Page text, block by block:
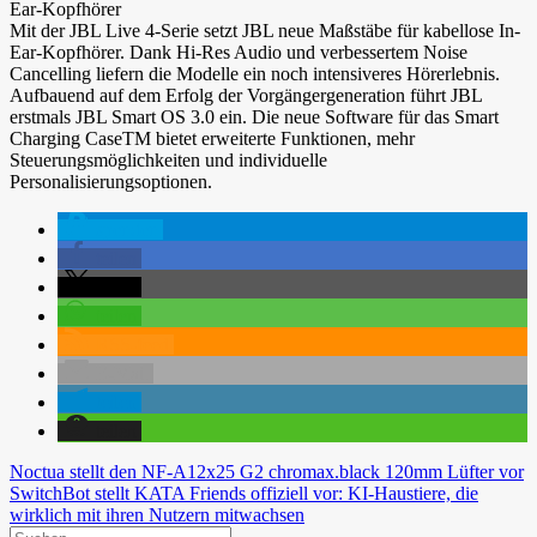
Ear-Kopfhörer
Mit der JBL Live 4-Serie setzt JBL neue Maßstäbe für kabellose In-
Ear-Kopfhörer. Dank Hi-Res Audio und verbessertem Noise
Cancelling liefern die Modelle ein noch intensiveres Hörerlebnis.
Aufbauend auf dem Erfolg der Vorgängergeneration führt JBL
erstmals JBL Smart OS 3.0 ein. Die neue Software für das Smart
Charging CaseTM bietet erweiterte Funktionen, mehr
Steuerungsmöglichkeiten und individuelle
Personalisierungsoptionen.
Beitragsnavigation
Vorheriger
Beitrag:
Noctua stellt den NF-A12x25 G2 chromax.black 120mm Lüfter vor
Nächster
Beitrag:
SwitchBot stellt KATA Friends offiziell vor: KI-Haustiere, die
wirklich mit ihren Nutzern mitwachsen